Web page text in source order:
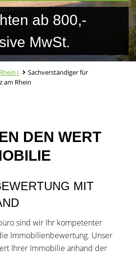
ab 800,-
MwSt.
I
Sachverständiger für
am Rhein
DEN WERT
MIT
sind wir Ihr kompetenter
Immobilienbewertung. Unser
Ihrer Immobilie anhand der